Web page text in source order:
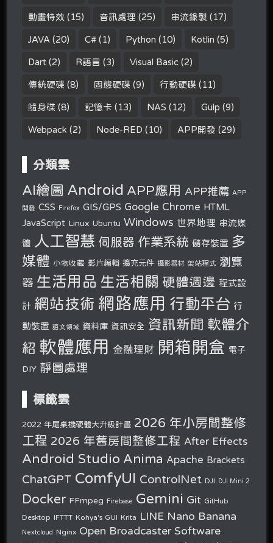
動畫特效 (15) 音訊處理 (25) 串流錄製 (17)
JAVA (20) C# (1) Python (10) Kotlin (5)
Dart (2) R語言 (3) Visual Basic (2)
傳統硬碟 (8) 固態硬碟 (9) 行動硬碟 (11)
隨身碟 (8) 記憶卡 (13) NAS (12) Gulp (9)
Webpack (2) Node-RED (10) APP開發 (29)
分類雲
AI繪圖 Android APP應用 APP推薦 APP
開發 CSS Firefox GIS/GPS Google Chrome HTML
JavaScript Linux Ubuntu Windows 世界地理 串流媒
體 人工智慧 伺服器 作業系統 儲存裝置 多
媒體 小物收藏 影片編輯 擴充元件 攝影器材 架站程式
瀏覽
器 生活用品 生活相關 硬體週邊 程式設
計 網站技術 網路應用 行動平台 行
動裝置 語文領域 資料庫 資訊安全 資訊新聞 軟體介
紹 軟體應用 金融理財 開箱開盒 電子
DIY 靜圖處理
標籤雲
2022 年尾桌機硬體大升級計畫 2026 年小房間整修
工程 2026 年舊房間整修工程 After Effects
Android Studio Anima Apache Brackets
ChatGPT ComfyUI ControlNet DJI DJI Mini 2
Docker FFmpeg Firebase Gemini Git GitHub
Desktop IFTTT Kohya's GUI Krita LINE Nano Banana
Nextcloud Nginx Open Broadcaster Software